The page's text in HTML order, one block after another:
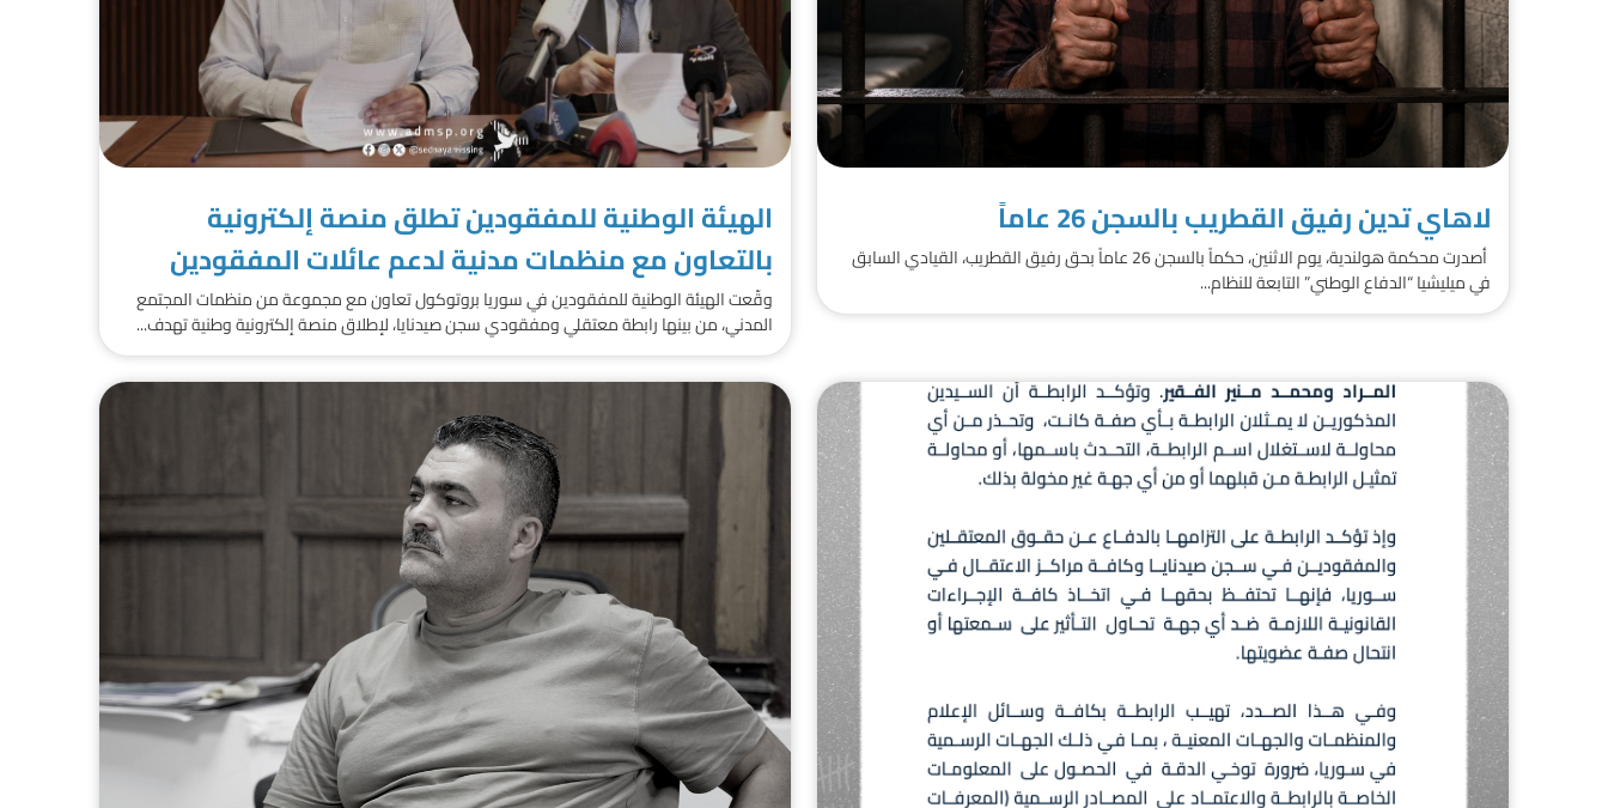
لاهاي تدين رفيق القطريب بالسجن 26 عاماً
أصدرت محكمة هولندية، يوم الاثنين، حكماً بالسجن 26 عاماً بحق رفيق القطريب، القيادي السابق
في ميليشيا “الدفاع الوطني” التابعة للنظام...
الهيئة الوطنية للمفقودين تطلق منصة إلكترونية
بالتعاون مع منظمات مدنية لدعم عائلات المفقودين
وقّعت الهيئة الوطنية للمفقودين في سوريا بروتوكول تعاون مع مجموعة من منظمات المجتمع
المدني، من بينها رابطة معتقلي ومفقودي سجن صيدنايا، لإطلاق منصة إلكترونية وطنية تهدف...